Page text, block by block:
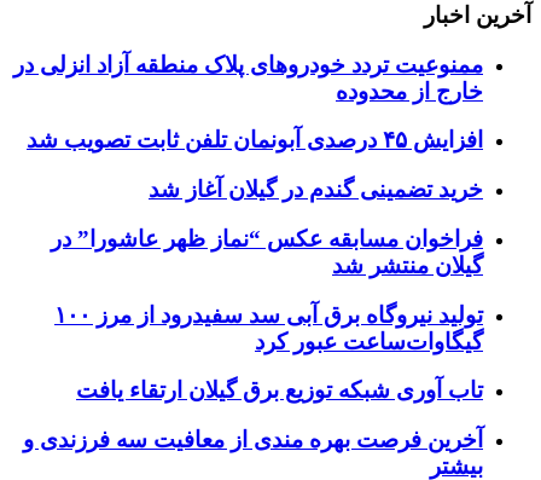
آخرین اخبار
ممنوعیت تردد خودروهای پلاک منطقه آزاد انزلی در
خارج از محدوده
افزایش ۴۵ درصدی آبونمان تلفن ثابت تصویب شد
خرید تضمینی گندم در گیلان آغاز شد
فراخوان مسابقه عکس “نماز ظهر عاشورا” در
گیلان منتشر شد
تولید نیروگاه برق‌ آبی سد سفیدرود از مرز ۱۰۰
گیگاوات‌ساعت عبور کرد
تاب آوری شبکه توزیع برق گیلان ارتقاء یافت
آخرین فرصت بهره مندی از معافیت سه فرزندی و
بیشتر